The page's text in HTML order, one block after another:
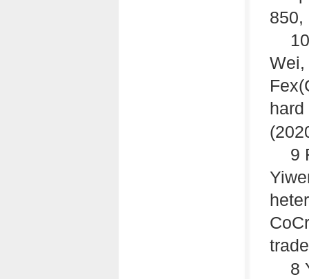
850,
Wei,
hard
9
8